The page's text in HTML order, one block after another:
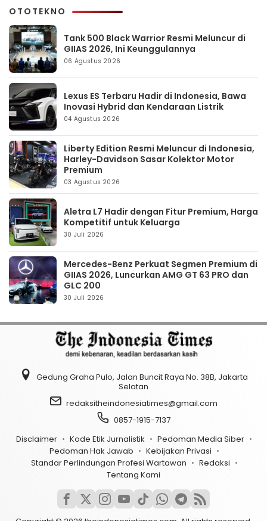
OTOTEKNO
Tank 500 Black Warrior Resmi Meluncur di
GIIAS 2026, Ini Keunggulannya
06 Agustus 2026
Lexus ES Terbaru Hadir di Indonesia, Bawa
Inovasi Hybrid dan Kendaraan Listrik
04 Agustus 2026
Liberty Edition Resmi Meluncur di Indonesia,
Harley-Davidson Sasar Kolektor Motor
Premium
03 Agustus 2026
Aletra L7 Hadir dengan Fitur Premium, Harga
Kompetitif untuk Keluarga
30 Juli 2026
Mercedes-Benz Perkuat Segmen Premium di
GIIAS 2026, Luncurkan AMG GT 63 PRO dan
GLC 200
30 Juli 2026
Gedung Graha Pulo, Jalan Buncit Raya No. 38B, Jakarta
Selatan
redaksitheindonesiatimes@gmail.com
0857-1915-7137
Disclaimer
Kode Etik Jurnalistik
Pedoman Media Siber
Pedoman Hak Jawab
Kebijakan Privasi
Standar Perlindungan Profesi Wartawan
Redaksi
Tentang Kami